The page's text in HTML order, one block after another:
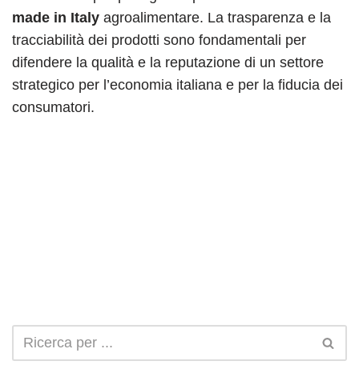
made in Italy agroalimentare. La trasparenza e la
tracciabilità dei prodotti sono fondamentali per
difendere la qualità e la reputazione di un settore
strategico per l’economia italiana e per la fiducia dei
consumatori.